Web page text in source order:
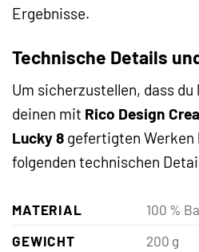
Ergebnisse.
Technische Details
Um sicherzustellen, dass du
deinen mit Rico Design
Lucky 8 gefertigten
folgenden technischen
MATERIAL
100 %
GEWICHT
200 g